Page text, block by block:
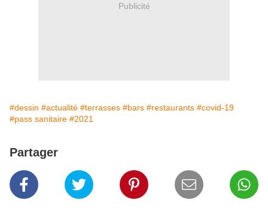
Publicité
#dessin #actualité #terrasses #bars #restaurants #covid-19
#pass sanitaire #2021
Partager